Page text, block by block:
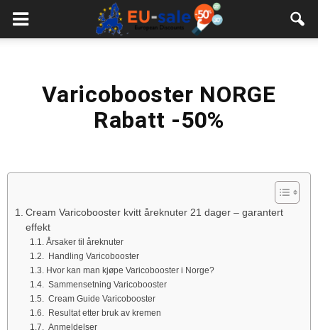
European
Varicobooster NORGE
Rabatt -50%
Cream Varicobooster kvitt åreknuter 21 dager – garantert
effekt
Årsaker til åreknuter
Handling Varicobooster
Hvor kan man kjøpe Varicobooster i Norge?
Sammensetning Varicobooster
Cream Guide Varicobooster
Resultat etter bruk av kremen
Anmeldelser